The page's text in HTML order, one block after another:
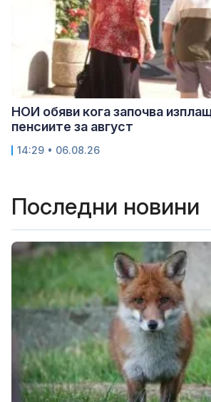
НОИ обяви кога започва
пенсиите за август
14:29 • 06.08.26
Последни новини